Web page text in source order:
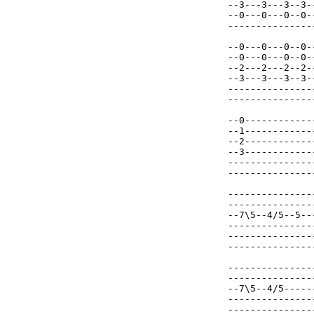
--3---3---3--
--0---0---0--
--0---0---0--
--0---0---0--
--2---2---2--
--3---3---3--
--
--
--
--
--7\5--4/5--
--7\5--4/